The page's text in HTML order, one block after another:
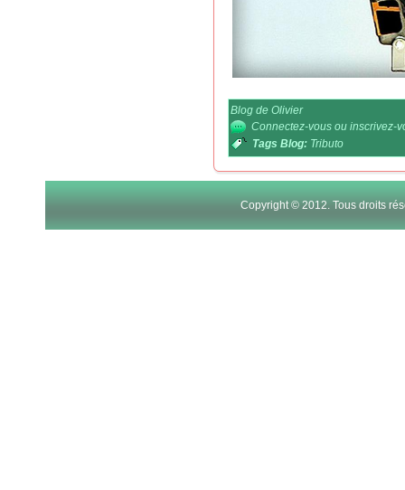
Blog de Olivier
Connectez-vous ou inscrivez-
Tags Blog: Tributo
Copyright © 2012. Tous droits